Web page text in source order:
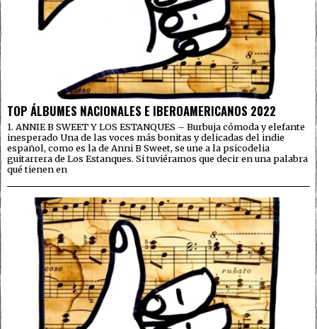
TOP ÁLBUMES NACIONALES E IBEROAMERICANOS 2022
1. ANNIE B SWEET Y LOS ESTANQUES – Burbuja cómoda y elefante
inesperado Una de las voces más bonitas y delicadas del indie
español, como es la de Anni B Sweet, se une a la psicodelia
guitarrera de Los Estanques. Si tuviéramos que decir en una palabra
qué tienen en